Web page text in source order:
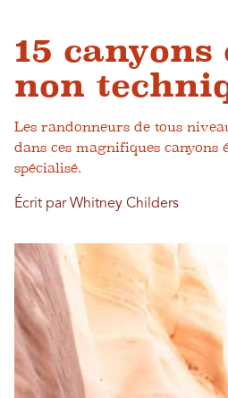
15
non
Les randonneurs de tous
dans ces magnifiques canyons
spécialisé.
Écrit par Whitney Childers